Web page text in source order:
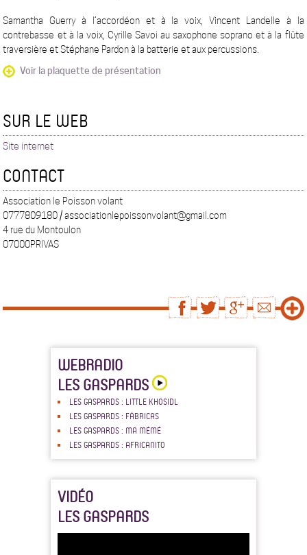
Samantha Guerry à l’accordéon et à la voix, Vincent Landelle à la
contrebasse et à la voix, Cyrille Savoi au saxophone soprano et à la flûte
traversière et Stéphane Pardon à la batterie et aux percussions.
Voir la plaquette de présentation
SUR LE WEB
Site internet
CONTACT
Association le Poisson volant
0777809180 / associationlepoissonvolant@gmail.com
4 rue du Montoulon
07000PRIVAS
WEBRADIO
LES GASPARDS
LES GASPARDS : LITTLE KHOSIDL
LES GASPARDS : FÁBRICAS
LES GASPARDS : MA MÉMÉ
LES GASPARDS : AFRICANITO
VIDÉO
LES GASPARDS